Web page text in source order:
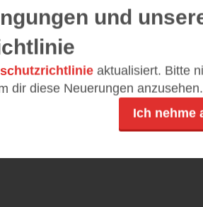
und
aktualisiert. Bitte
dir diese Neuerungen anzusehen.
Ich nehme